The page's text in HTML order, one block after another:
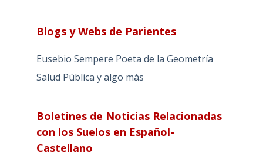
Blogs y Webs de Parientes
Eusebio Sempere Poeta de la Geometría
Salud Pública y algo más
Boletines de Noticias Relacionadas
con los Suelos en Español-
Castellano